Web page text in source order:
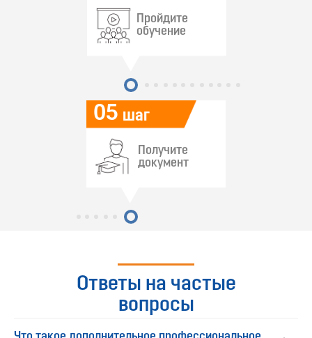
05 шаг
Пройдите
обучение
Получите
документ
Ответы на частые
вопросы